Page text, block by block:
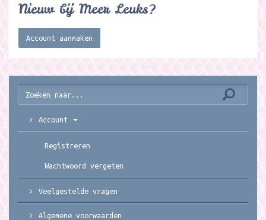
Nieuw bij Meer Leuks?
Account aanmaken
Account
Registreren
Wachtwoord vergeten
Veelgestelde vragen
Algemene voorwaarden